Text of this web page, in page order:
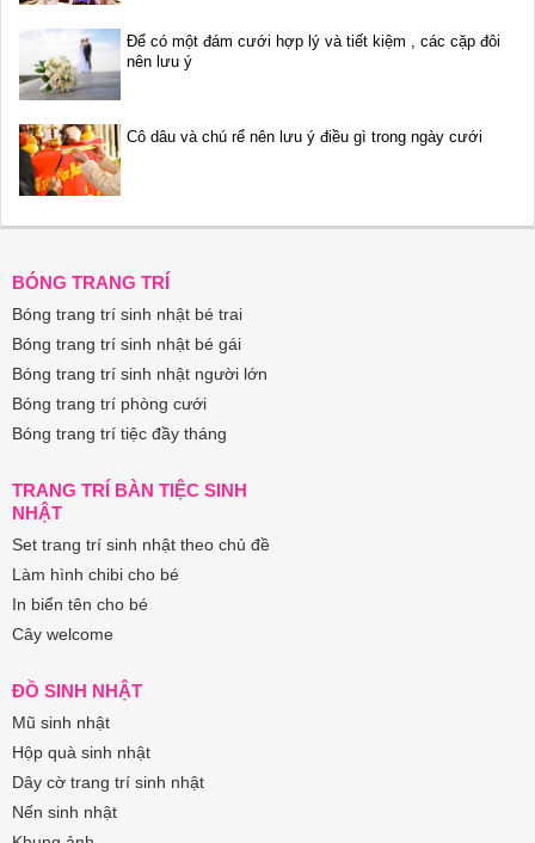
Để có một đám cưới hợp lý và tiết kiệm , các cặp đôi
nên lưu ý
Cô dâu và chú rể nên lưu ý điều gì trong ngày cưới
BÓNG TRANG TRÍ
Bóng trang trí sinh nhật bé trai
Bóng trang trí sinh nhật bé gái
Bóng trang trí sinh nhật người lớn
Bóng trang trí phòng cưới
Bóng trang trí tiệc đầy tháng
TRANG TRÍ BÀN TIỆC SINH
NHẬT
Set trang trí sinh nhật theo chủ đề
Làm hình chibi cho bé
In biển tên cho bé
Cây welcome
ĐỒ SINH NHẬT
Mũ sinh nhật
Hộp quà sinh nhật
Dây cờ trang trí sinh nhật
Nến sinh nhật